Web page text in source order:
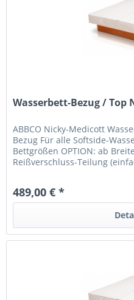
Wasserbett-Bezug / Top
ABBCO Nicky-Medicott
Bezug Für alle Softside-
Bettgrößen OPTION: ab
Reißverschluss-Teilung
489,00 € *